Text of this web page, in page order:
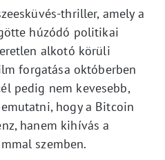
thriller, amely a
húzódó politikai
alkotó körüli
forgatása októberben
pedig nem kevesebb,
hogy a Bitcoin
hanem kihívás a
szemben.